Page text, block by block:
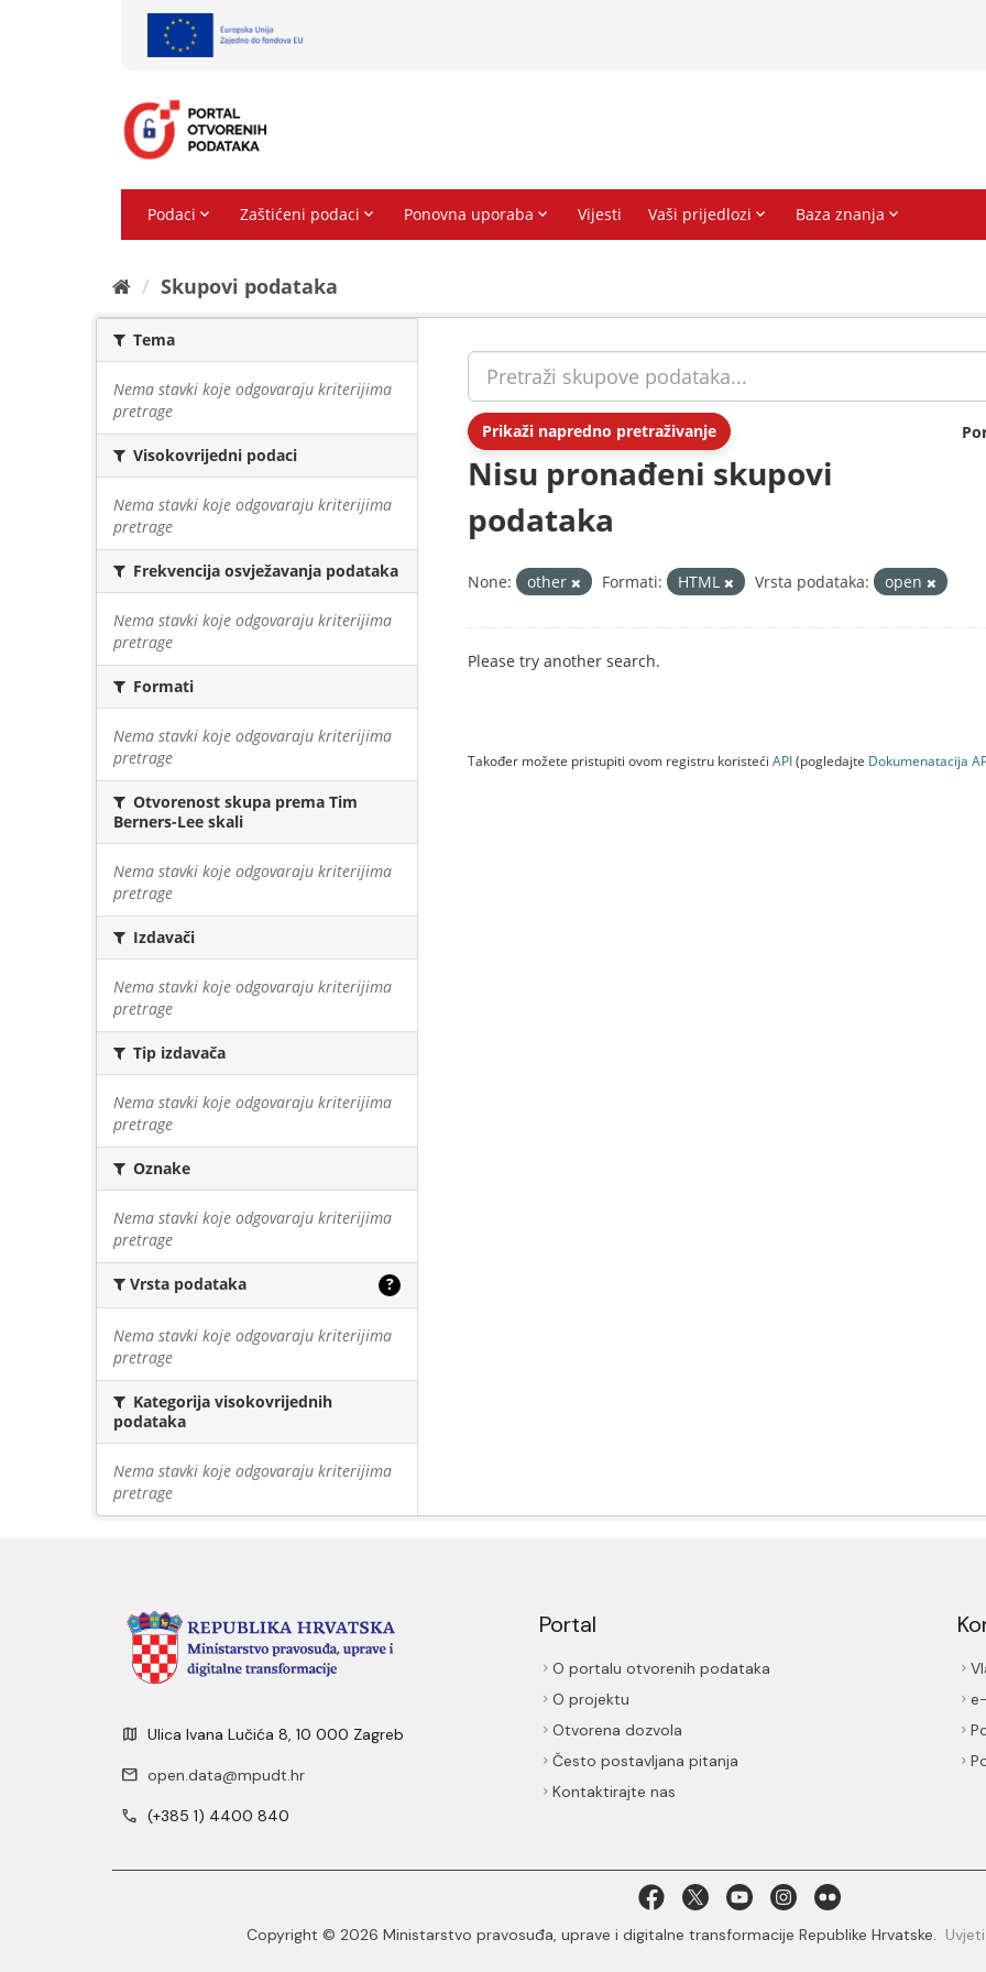
Skupovi podаtаkа
Tema
Nema stavki koje odgovaraju kriterijima
pretrage
Visokovrijedni podaci
Nema stavki koje odgovaraju kriterijima
pretrage
Frekvencija osvježavanja podataka
Nema stavki koje odgovaraju kriterijima
pretrage
Formati
Nema stavki koje odgovaraju kriterijima
pretrage
Otvorenost skupa prema Tim
Berners-Lee skali
Nema stavki koje odgovaraju kriterijima
pretrage
Izdavači
Nema stavki koje odgovaraju kriterijima
pretrage
Tip izdavača
Nema stavki koje odgovaraju kriterijima
pretrage
Oznake
Nema stavki koje odgovaraju kriterijima
pretrage
Vrsta podataka ?
Nema stavki koje odgovaraju kriterijima
pretrage
Kategorija visokovrijednih
podataka
Nema stavki koje odgovaraju kriterijima
pretrage
Prikaži napredno pretraživanje
Nisu pronađeni skupovi
podataka
None: other Formati: HTML Vrsta podataka: open
Please try another search.
Također možete pristupiti ovom registru koristeći API(pogledajte Dokumenаtаcijа